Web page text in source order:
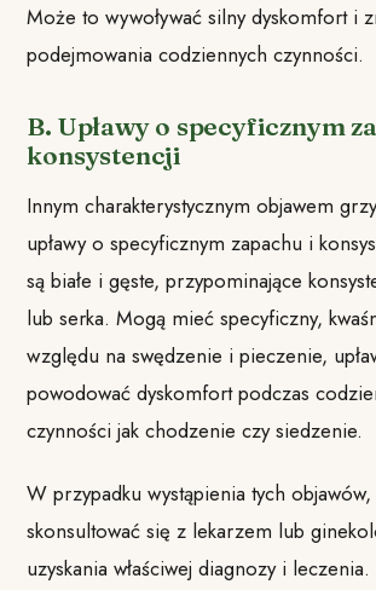
Może to wywoływać silny dyskomfort i
podejmowania codziennych czynności.
B. Upławy o specyficznym
konsystencji
Innym charakterystycznym objawem
upławy o specyficznym zapachu i
są białe i gęste, przypominające
lub serka. Mogą mieć specyficzny,
względu na swędzenie i pieczenie,
powodować dyskomfort podczas
czynności jak chodzenie czy siedzenie.
W przypadku wystąpienia tych
skonsultować się z lekarzem lub
uzyskania właściwej diagnozy i